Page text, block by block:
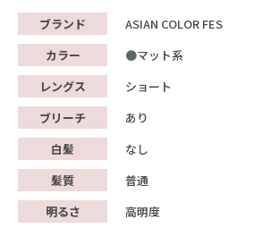
ブランド
ASIAN COLOR FES
カラー
マット系
レングス
ショート
ブリーチ
あり
白髪
なし
髪質
普通
明るさ
高明度